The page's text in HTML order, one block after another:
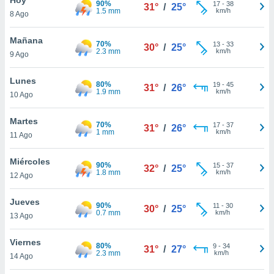
y
en
más
de
8 Ago
90%
1.5 mm
31° / 25° 17- 38
km/h
Mañana
9 Ago
70%
2.3 mm
30° / 25° 13- 33
km/h
Lunes
10 Ago
80%
1.9 mm
31° / 26° 19- 45
km/h
Martes
11 Ago
70%
1 mm
31° / 26° 17- 37
km/h
Miércoles
12 Ago
90%
1.8 mm
32° / 25° 15- 37
km/h
Jueves
13 Ago
90%
0.7 mm
30° / 25° 11 - 30
km/h
Viernes
14 Ago
80%
2.3 mm
31° / 27° 9- 34
km/h